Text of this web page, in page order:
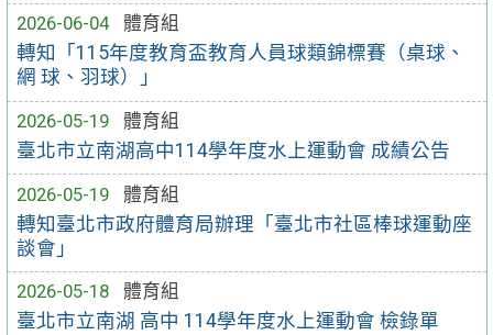
2026-06-04
體育組
轉知「115年度教育盃教育人員球類錦標賽（桌球、
網 球、羽球）」
2026-05-19
體育組
臺北市立南湖高中114學年度水上運動會 成績公告
2026-05-19
體育組
轉知臺北市政府體育局辦理「臺北市社區棒球運動座
談會」
2026-05-18
體育組
臺北市立南湖 高中 114學年度水上運動會 檢錄單